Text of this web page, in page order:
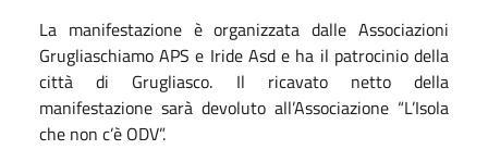
La manifestazione è organizzata dalle Associazioni
Grugliaschiamo APS e Iride Asd e ha il patrocinio della
città di Grugliasco. Il ricavato netto della
manifestazione sarà devoluto all’Associazione “L’Isola
che non c’è ODV”.